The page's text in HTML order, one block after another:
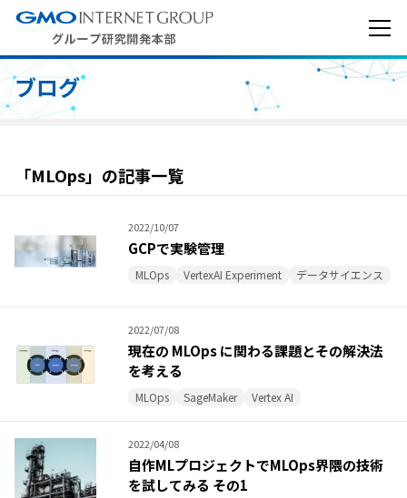
ブログ
「MLOps」の記事一覧
2022/10/07
GCPで実験管理
MLOps VertexAI Experiment データサイエンス
2022/07/08
現在の MLOps に関わる課題とその解決法
を考える
MLOps SageMaker Vertex AI
2022/04/08
自作MLプロジェクトでMLOps界隈の技術
を試してみる その1